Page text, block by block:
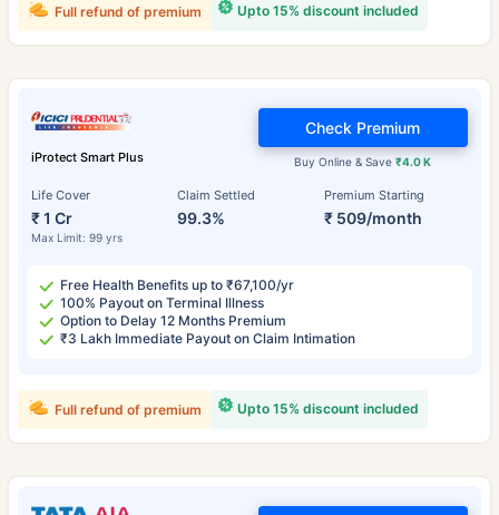
Upto 15% discount included
Full refund of premium
iProtect Smart Plus
Life Cover
₹ 1 Cr
Max Limit: 99 yrs
Claim Settled
99.3%
Premium Starting
₹ 509/month
Buy Online & Save₹4.0 K
Check Premium
Free Health Benefits up to ₹67,100/yr
100% Payout on Terminal Illness
Option to Delay 12 Months Premium
₹3 Lakh Immediate Payout on Claim Intimation
Upto 15% discount included
Full refund of premium